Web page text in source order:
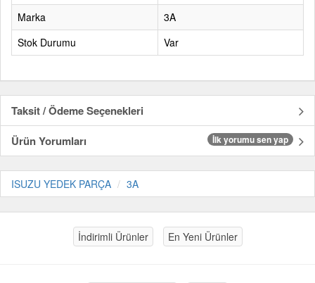
Marka
3A
Stok Durumu
Var
Taksit / Ödeme Seçenekleri
Ürün Yorumları
İlk yorumu sen yap
ISUZU YEDEK PARÇA 3A
İndirimli Ürünler En Yeni Ürünler